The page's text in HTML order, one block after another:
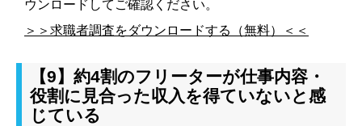
ウンロードしてご確認ください。
＞＞求職者調査をダウンロードする（無料）＜＜
【9】約4割のフリーターが仕事内容・
役割に見合った収入を得ていないと感
じている